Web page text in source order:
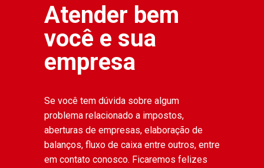
Atender bem
você e sua
empresa
Se você tem dúvida sobre algum
problema relacionado a impostos,
aberturas de empresas, elaboração de
balanços, fluxo de caixa entre outros, entre
em contato conosco. Ficaremos felizes